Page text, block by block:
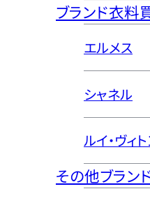
ブランド衣料
エルメス
シャネル
ルイ・ヴィ
その他ブラン